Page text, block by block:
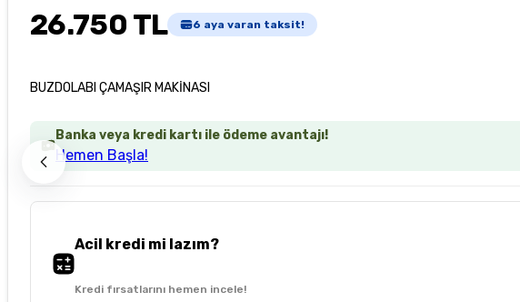
26.750 TL 6 aya varan taksit!
BUZDOLABI ÇAMAŞIR MAKİNASI
Banka veya kredi kartı ile ödeme avantajı!
Hemen Başla!
Acil kredi mi lazım?
Kredi fırsatlarını hemen incele!